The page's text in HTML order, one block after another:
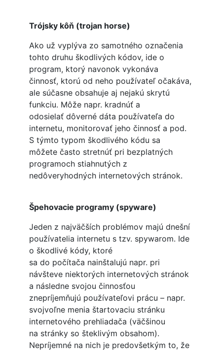
Trójsky kôň (trojan horse)
Ako už vyplýva zo samotného označenia
tohto druhu škodlivých kódov, ide o
program, ktorý navonok vykonáva
činnosť, ktorú od neho používateľ očakáva,
ale súčasne obsahuje aj nejakú skrytú
funkciu. Môže napr. kradnúť a
odosielať dôverné dáta používateľa do
internetu, monitorovať jeho činnosť a pod.
S týmto typom škodlivého kódu sa
môžete často stretnúť pri bezplatných
programoch stiahnutých z
nedôveryhodných internetových stránok.
Špehovacie programy (spyware)
Jeden z najväčších problémov majú dnešní
používatelia internetu s tzv. spywarom. Ide
o škodlivé kódy, ktoré
sa do počítača nainštalujú napr. pri
návšteve niektorých internetových stránok
a následne svojou činnosťou
znepríjemňujú používateľovi prácu – napr.
svojvoľne menia štartovaciu stránku
internetového prehliadača (väčšinou
na stránky so šteklivým obsahom).
Nepríjemné na nich je predovšetkým to, že